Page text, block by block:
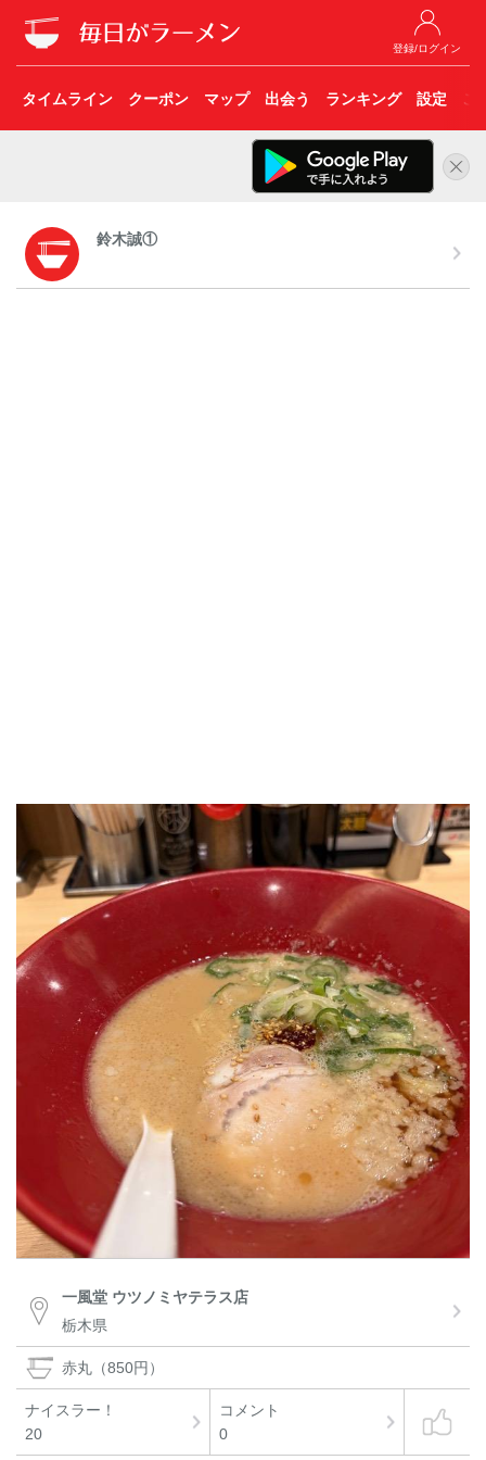
登録/ログイン
タイムライン クーポン マップ 出会う ランキング 設定 こ
鈴木誠①
一風堂 ウツノミヤテラス店
栃木県
赤丸（850円）
ナイスラー！
20
コメント
0